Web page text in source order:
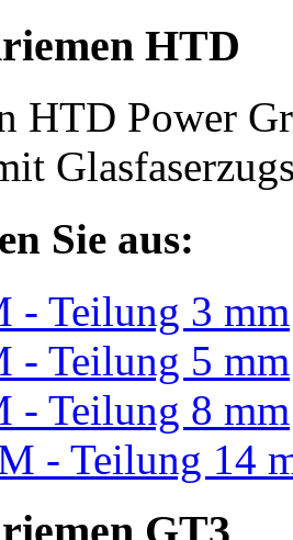
HTD
HTD Power
Sie aus:
- Teilung 3 mm
- Teilung 5 mm
- Teilung 8 mm
- Teilung 14